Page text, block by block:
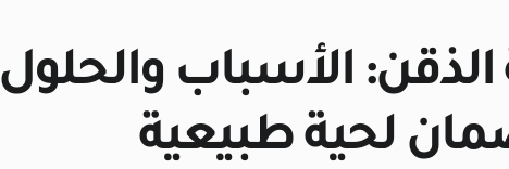
الأسباب والحلول
لحية طبيعية